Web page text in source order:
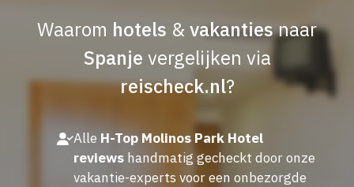
Waarom hotels & vakantiesnaar
Spanje vergelijken via
reischeck.nl?
Alle H-Top Molinos Park Hotel
reviewshandmatig gecheckt door onze
vakantie-experts voor een onbezorgde